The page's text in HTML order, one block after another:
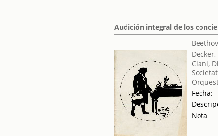
Audición integral de los
Ciani,
Fecha:
Nota